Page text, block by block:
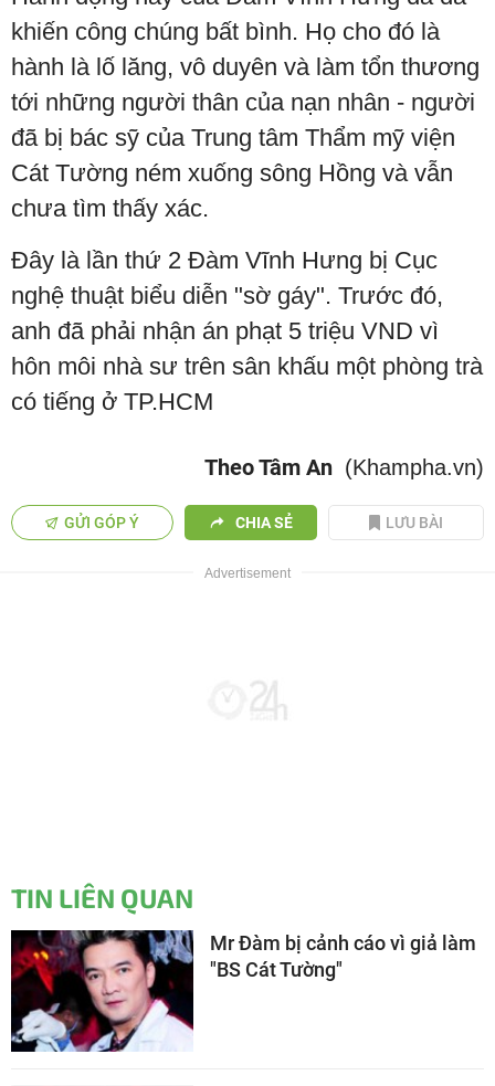
khiến công chúng bất bình. Họ cho đó là
hành là lố lăng, vô duyên và làm tổn thương
tới những người thân của nạn nhân - người
đã bị bác sỹ của Trung tâm Thẩm mỹ viện
Cát Tường ném xuống sông Hồng và vẫn
chưa tìm thấy xác.
Đây là lần thứ 2 Đàm Vĩnh Hưng bị Cục
nghệ thuật biểu diễn "sờ gáy". Trước đó,
anh đã phải nhận án phạt 5 triệu VND vì
hôn môi nhà sư trên sân khấu một phòng trà
có tiếng ở TP.HCM
Theo Tâm An (Khampha.vn)
GỬI GÓP Ý CHIA SẺ LƯU BÀI
TIN LIÊN QUAN
Mr Đàm bị cảnh cáo vì giả làm
"BS Cát Tường"